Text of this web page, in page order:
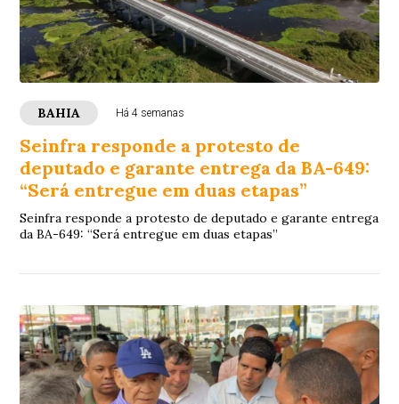
BAHIA Há 4 semanas
Seinfra responde a protesto de
deputado e garante entrega da BA-649:
“Será entregue em duas etapas”
Seinfra responde a protesto de deputado e garante entrega
da BA-649: “Será entregue em duas etapas”